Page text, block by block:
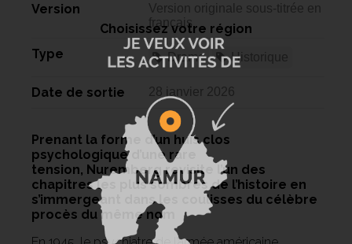
Version
Version originale sous-titrée en
français
Type Drame Historique
Date de sortie 28 janvier 2026
Prenant la forme d’un huis clos
psychologique d’une rare
tension, Nuremberg revisite l’un des
chapitres les plus sombres de l’histoire en
s’immergeant dans les coulisses du célèbre
procès du même nom
Choisissez votre région